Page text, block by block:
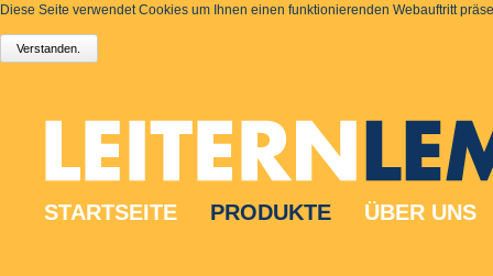
Diese Seite verwendet Cookies um Ihnen einen funktionierenden Webauftritt
STARTSEITE PRODUKTE ÜBER UNS